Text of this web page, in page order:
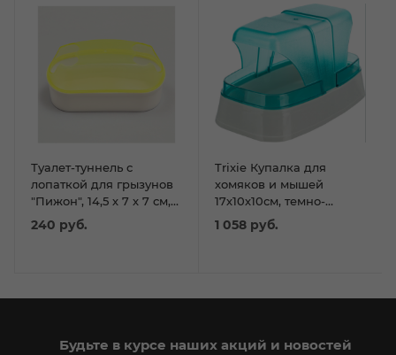
Туалет-туннель с
лопаткой для грызунов
"Пижон", 14,5 х 7 х 7 см,
жёлтый
240 руб.
Trixie Купалка для
хомяков и мышей
17х10х10см, темно-
синий/бирюзовый
1 058 руб.
Будьте в курсе наших акций и новостей